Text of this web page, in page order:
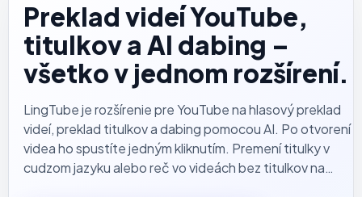
Preklad videí YouTube,
titulkov a AI dabing –
všetko v jednom rozšírení.
LingTube je rozšírenie pre YouTube na hlasový preklad
videí, preklad titulkov a dabing pomocou AI. Po otvorení
videa ho spustíte jedným kliknutím. Premení titulky v
cudzom jazyku alebo reč vo videách bez titulkov na